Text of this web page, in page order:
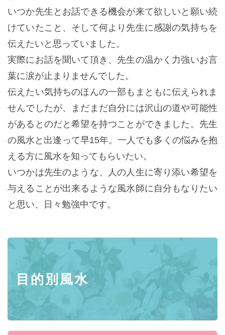
いつか先生とお話できる機会が来て欲しいと願い続
けていたこと、そして何より先生に感謝の気持ちを
伝えたいと思っていました。
実際にお話を聞いて頂き、先生の温かく力強いお言
葉に涙が止まりませんでした。
伝えたい気持ちのほんの一部もまともに伝えられま
せんでしたが、まだまだ自分には沢山の道や可能性
があるとのだと希望を持つことができました。先生
の風水と出逢って早15年。一人でも多くの悩みを抱
える方に風水を知ってもらいたい。
いつかは先生のような、人の人生に寄り添い希望を
与えることが出来るような風水師に自分もなりたい
と思い、日々勉強中です。
目的別風水